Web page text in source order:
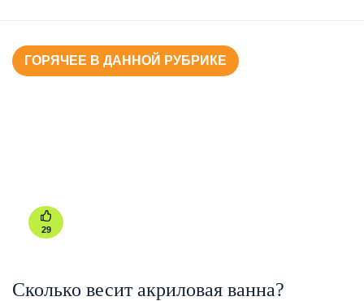
ГОРЯЧЕЕ В ДАННОЙ РУБРИКЕ
29
Сколько весит акриловая ванна?